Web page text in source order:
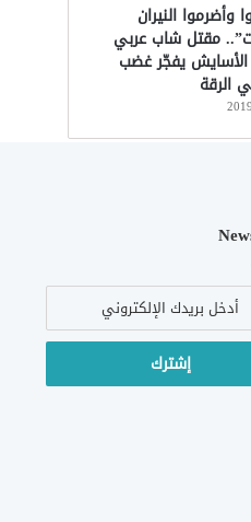
وأضرموا النيران
مقتل شاب عربي
يفجّر غضب
الرقة